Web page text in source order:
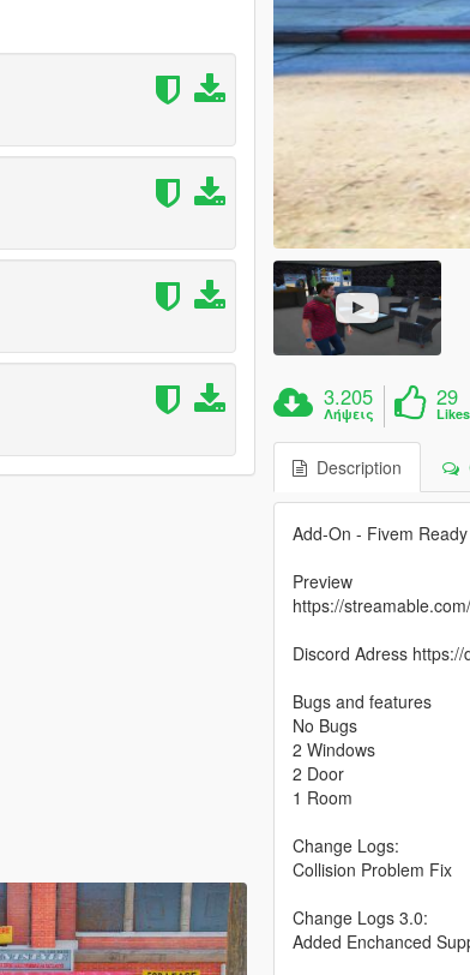
3.205
Λήψεις
29
Likes
Description
Add-On - Fivem
Preview
https://
Discord Adress
Bugs and features
No Bugs
2 Windows
2 Door
1 Room
Change Logs:
Collision Problem Fix
Change Logs 3.0:
Added Enchanced